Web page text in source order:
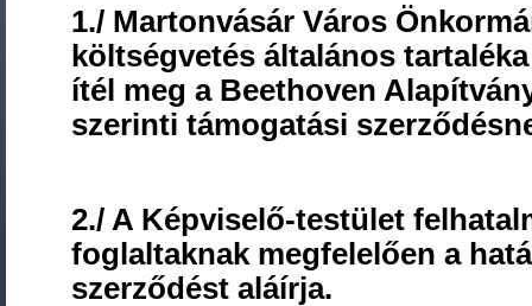
1./ Martonvásár Város
költségvetés általános
ítél meg a Beethoven
szerinti támogatási
2./ A Képviselő-testület
foglaltaknak megfelelően a
szerződést aláírja.